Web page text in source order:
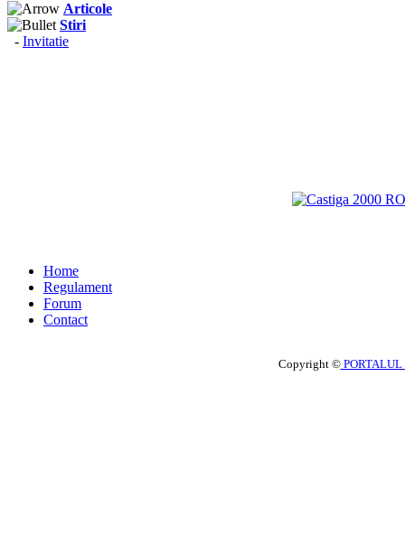
Articole
Stiri
- Invitatie
Home
Regulament
Forum
Contact
Copyright ©PORTALUL